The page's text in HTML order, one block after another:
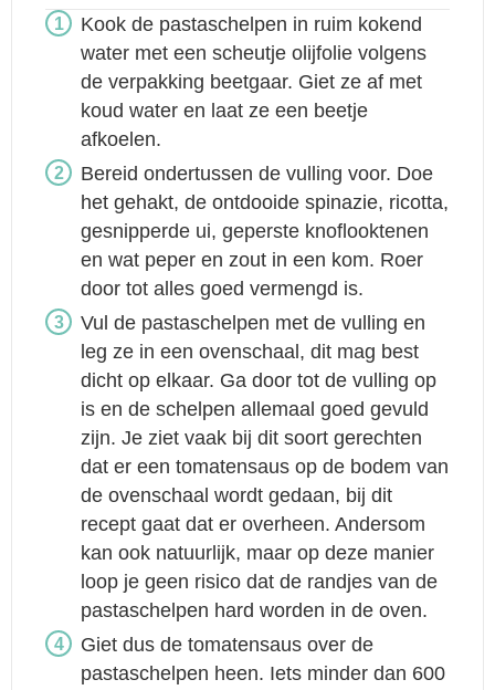
Kook de pastaschelpen in ruim kokend
water met een scheutje olijfolie volgens
de verpakking beetgaar. Giet ze af met
koud water en laat ze een beetje
afkoelen.
Bereid ondertussen de vulling voor. Doe
het gehakt, de ontdooide spinazie, ricotta,
gesnipperde ui, geperste knoflooktenen
en wat peper en zout in een kom. Roer
door tot alles goed vermengd is.
Vul de pastaschelpen met de vulling en
leg ze in een ovenschaal, dit mag best
dicht op elkaar. Ga door tot de vulling op
is en de schelpen allemaal goed gevuld
zijn. Je ziet vaak bij dit soort gerechten
dat er een tomatensaus op de bodem van
de ovenschaal wordt gedaan, bij dit
recept gaat dat er overheen. Andersom
kan ook natuurlijk, maar op deze manier
loop je geen risico dat de randjes van de
pastaschelpen hard worden in de oven.
Giet dus de tomatensaus over de
pastaschelpen heen. Iets minder dan 600